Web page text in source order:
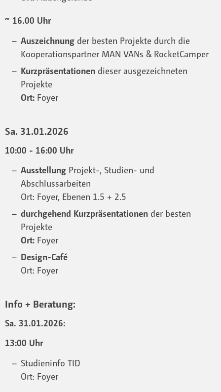
~ 16.00 Uhr
Auszeichnungder besten Projekte durch die
Kooperationspartner MAN VANs & RocketCamper
Kurzpräsentationendieser ausgezeichneten
Projekte
Ort:Foyer
Sa. 31.01.2026
10:00 - 16:00 Uhr
AusstellungProjekt-, Studien- und
Abschlussarbeiten
Ort: Foyer, Ebenen 1.5 + 2.5
durchgehend Kurzpräsentationender besten
Projekte
Ort:Foyer
Design-Café
Ort: Foyer
Info + Beratung:
Sa. 31.01.2026:
13:00 Uhr
Studieninfo TID
Ort: Foyer